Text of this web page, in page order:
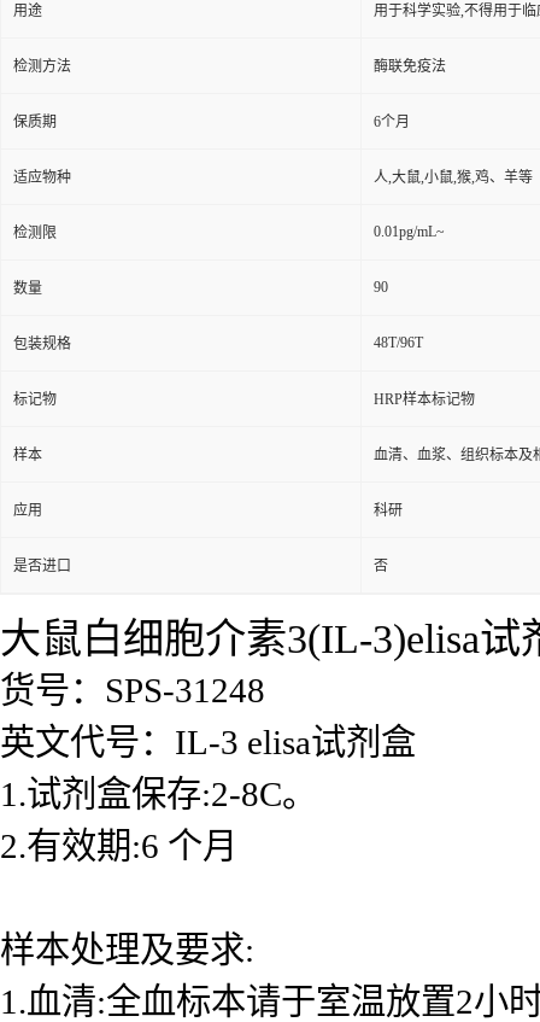
用途 用于科学实验,不得用于临
检测方法 酶联免疫法
保质期 6个月
适应物种 人,大鼠,小鼠,猴,鸡、羊等
检测限 0.01pg/mL~
数量 90
包装规格 48T/96T
标记物 HRP样本标记物
样本 血清、血浆、组织标本及
应用 科研
是否进口 否
大鼠白细胞介素3(IL-3)elisa试
货号：SPS-31248
英文代号：IL-3 elisa试剂盒
1.试剂盒保存:2-8C。
2.有效期:6 个月
样本处理及要求:
1.血清:全血标本请于室温放置2小